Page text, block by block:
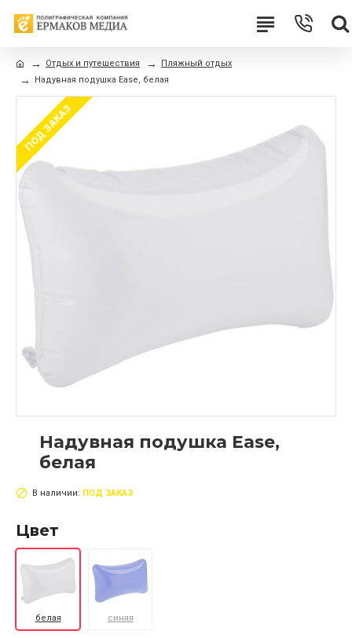
Отдых и путешествия
Пляжный отдых
Надувная подушка Ease, белая
ПОД ЗАКАЗ
Надувная подушка Ease,
белая
В наличии: ПОД ЗАКАЗ
Цвет
белая синяя